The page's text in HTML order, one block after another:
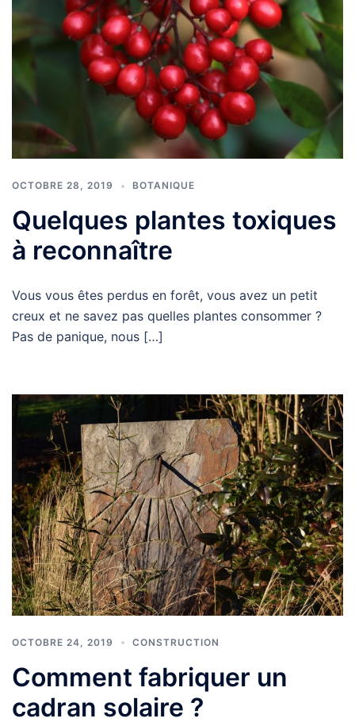
OCTOBRE 28, 2019 BOTANIQUE
Quelques plantes toxiques
à reconnaître
Vous vous êtes perdus en forêt, vous avez un petit
creux et ne savez pas quelles plantes consommer ?
Pas de panique, nous […]
OCTOBRE 24, 2019 CONSTRUCTION
Comment fabriquer un
cadran solaire ?